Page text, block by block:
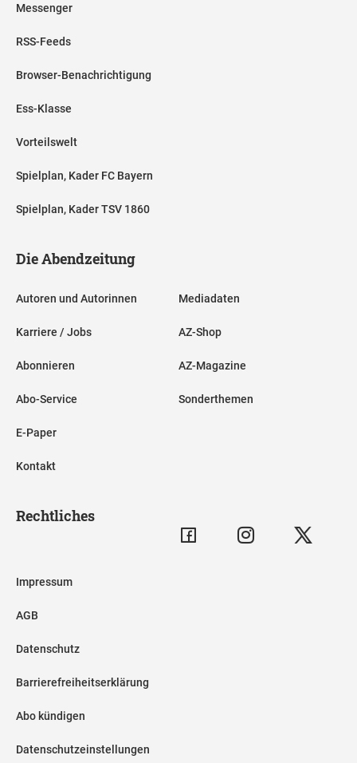
Messenger
RSS-Feeds
Browser-Benachrichtigung
Ess-Klasse
Vorteilswelt
Spielplan, Kader FC Bayern
Spielplan, Kader TSV 1860
Die Abendzeitung
Autoren und Autorinnen
Karriere / Jobs
Abonnieren
Abo-Service
E-Paper
Kontakt
Mediadaten
AZ-Shop
AZ-Magazine
Sonderthemen
Rechtliches
Impressum
AGB
Datenschutz
Barrierefreiheitserklärung
Abo kündigen
Datenschutzeinstellungen